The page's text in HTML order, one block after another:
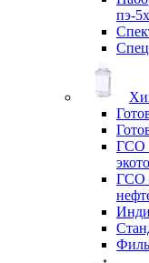
пэ-
ГСО
ГСО